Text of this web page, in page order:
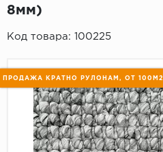
Подложка
Пробковое покрытие
8мм)
Код товара: 100225
ПРОДАЖА КРАТНО РУЛОНАМ, ОТ 100М2